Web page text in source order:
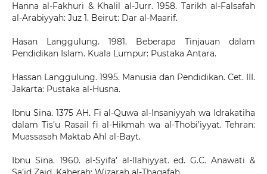
Hanna al-Fakhuri & Khalil al-Jurr. 1958. Tarikh al-Falsafah
al-Arabiyyah: Juz 1. Beirut: Dar al-Maarif.
Hasan Langgulung. 1981. Beberapa Tinjauan dalam
Pendidikan Islam. Kuala Lumpur: Pustaka Antara.
Hassan Langgulung. 1995. Manusia dan Pendidikan. Cet. III.
Jakarta: Pustaka al-Husna.
Ibnu Sina. 1375 AH. Fi al-Quwa al-Insaniyyah wa Idrakatiha
dalam Tis’u Rasail fi al-Hikmah wa al-Thobi’iyyat. Tehran:
Muassasah Maktab Ahl al-Bayt.
Ibnu Sina. 1960. al-Syifa’ al-Ilahiyyat. ed. G.C. Anawati &